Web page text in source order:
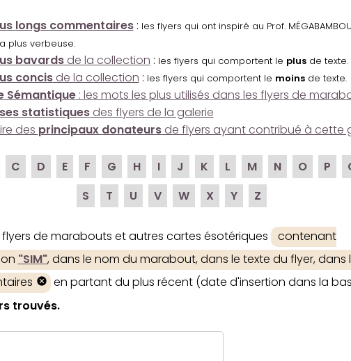
longs commentaires: les flyers qui ont inspiré au Prof.
plus verbeuse.
bavardsde la collection : les flyers qui comportent le plusde texte.
concisde la collection : les flyers qui comportent le moinsde texte.
Sémantique: les mots les plus utilisés dans les flyers de
statistiquesdes flyers de la galerie
des principaux donateursde flyers ayant contribué à cette
C D E F G H I J K L M N O P
S
T U V W X Y Z
flyers de marabouts et autres cartes ésotériques
contenant
"SIM", dans le nom du marabout, dans le texte du flyer, dans
en partant du plus récent (date d'insertion dans la
trouvés.